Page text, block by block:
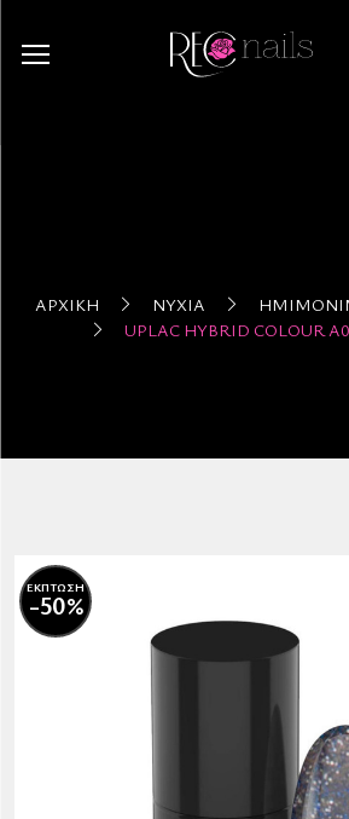
ΑΡΧΙΚΉ ΝΎΧΙΑ
UPLAC HYBRID COLOUR
ΕΚΠΤΩΣΗ
-50%